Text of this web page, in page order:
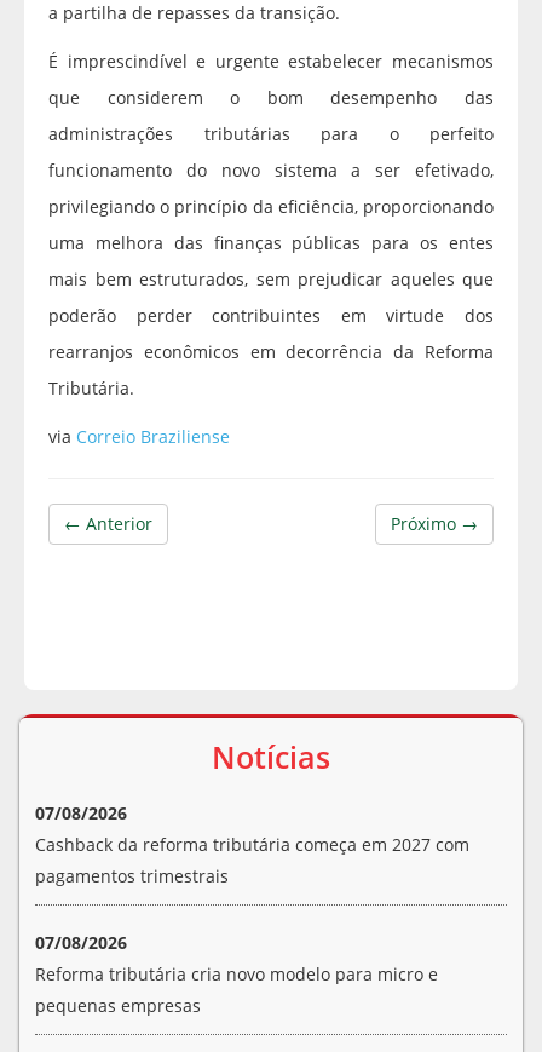
a partilha de repasses da transição.
É imprescindível e urgente estabelecer mecanismos
que considerem o bom desempenho das
administrações tributárias para o perfeito
funcionamento do novo sistema a ser efetivado,
privilegiando o princípio da eficiência, proporcionando
uma melhora das finanças públicas para os entes
mais bem estruturados, sem prejudicar aqueles que
poderão perder contribuintes em virtude dos
rearranjos econômicos em decorrência da Reforma
Tributária.
via Correio Braziliense
Próximo →
← Anterior
Notícias
07/08/2026
Cashback da reforma tributária começa em 2027 com
pagamentos trimestrais
07/08/2026
Reforma tributária cria novo modelo para micro e
pequenas empresas